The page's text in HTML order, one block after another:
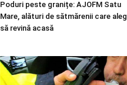
Poduri peste granițe: AJOFM Satu
Mare, alături de sătmărenii care aleg
să revină acasă